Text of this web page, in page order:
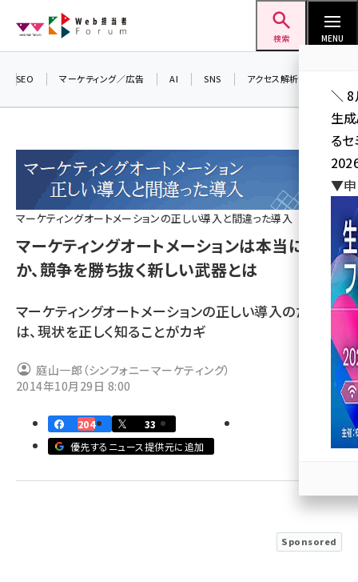
ン
検索 MENU
seo (3541)
ai (2827)
youtube (2449)
note (2323)
z世代 (1632)
llmo (1171)
SEO マーケティング／広告 AI SNS アクセス解析／データ分析
マーケティングオートメーションの正しい導入と間違った導入
マーケティングオートメーションは本当に必要
か、競争を勝ち抜く新しい武器とは
マーケティングオートメーションの正しい導入のために
は、現状を正しく知ることがカギ
庭山一郎（シンフォニーマーケティング）
2014年10月29日 8:00
204
33
優先するニュース提供元に追加
Sponsored
＼ 8
生
る
▼申